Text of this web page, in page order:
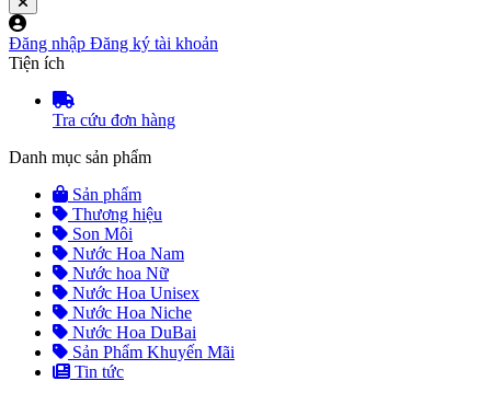
Đăng nhập Đăng ký tài khoản
Tiện ích
Tra cứu đơn hàng
Danh mục sản phẩm
Sản phẩm
Thương hiệu
Son Môi
Nước Hoa Nam
Nước hoa Nữ
Nước Hoa Unisex
Nước Hoa Niche
Nước Hoa DuBai
Sản Phẩm Khuyến Mãi
Tin tức